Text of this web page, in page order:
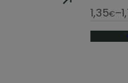
1,35€–
R
a
n